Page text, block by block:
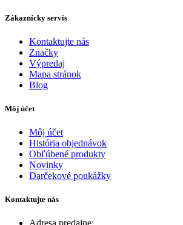
Zákaznícky servis
Kontaktujte nás
Značky
Výpredaj
Mapa stránok
Blog
Môj účet
Môj účet
História objednávok
Obľúbené produkty
Novinky
Darčekové poukážky
Kontaktujte nás